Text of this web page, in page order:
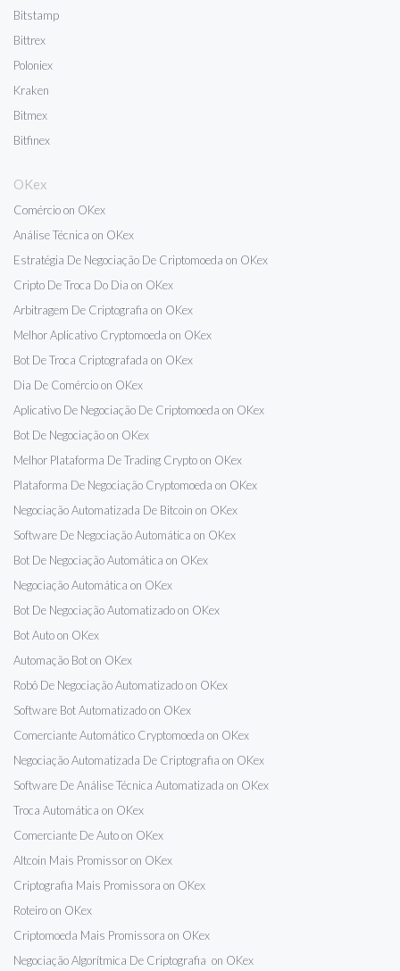
Bitstamp
Bittrex
Poloniex
Kraken
Bitmex
Bitfinex
OKex
Comércio on OKex
Análise Técnica on OKex
Estratégia De Negociação De Criptomoeda on OKex
Cripto De Troca Do Dia on OKex
Arbitragem De Criptografia on OKex
Melhor Aplicativo Cryptomoeda on OKex
Bot De Troca Criptografada on OKex
Dia De Comércio on OKex
Aplicativo De Negociação De Criptomoeda on OKex
Bot De Negociação on OKex
Melhor Plataforma De Trading Crypto on OKex
Plataforma De Negociação Cryptomoeda on OKex
Negociação Automatizada De Bitcoin on OKex
Software De Negociação Automática on OKex
Bot De Negociação Automática on OKex
Negociação Automática on OKex
Bot De Negociação Automatizado on OKex
Bot Auto on OKex
Automação Bot on OKex
Robô De Negociação Automatizado on OKex
Software Bot Automatizado on OKex
Comerciante Automático Cryptomoeda on OKex
Negociação Automatizada De Criptografia on OKex
Software De Análise Técnica Automatizada on OKex
Troca Automática on OKex
Comerciante De Auto on OKex
Altcoin Mais Promissor on OKex
Criptografia Mais Promissora on OKex
Roteiro on OKex
Criptomoeda Mais Promissora on OKex
Negociação Algorítmica De Criptografia on OKex